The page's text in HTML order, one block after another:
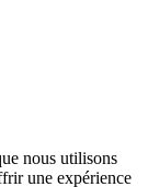
nous utilisons
une expérience